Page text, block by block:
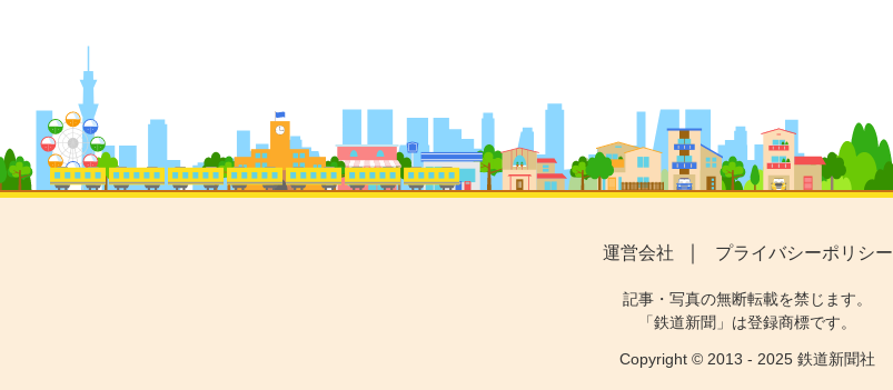
運営会社 プライバシーポリシー
記事・写真の無断転載を禁じます。
「鉄道新聞」は登録商標です。
Copyright © 2013 - 2025 鉄道新聞社